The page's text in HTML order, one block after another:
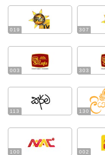
019 307
003 303
113 130
100 002